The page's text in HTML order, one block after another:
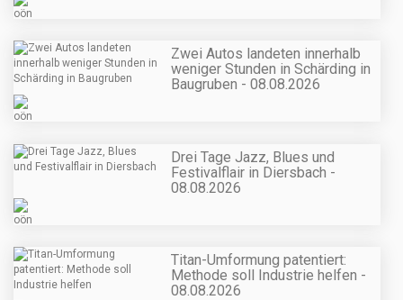
Zwei Autos landeten innerhalb
weniger Stunden in Schärding in
Baugruben - 08.08.2026
Drei Tage Jazz, Blues und
Festivalflair in Diersbach -
08.08.2026
Titan-Umformung patentiert:
Methode soll Industrie helfen -
08.08.2026